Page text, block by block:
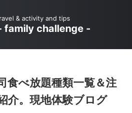
& activity and tips
family challenge -
食べ放題種類一覧＆注
介。現地体験ブログ